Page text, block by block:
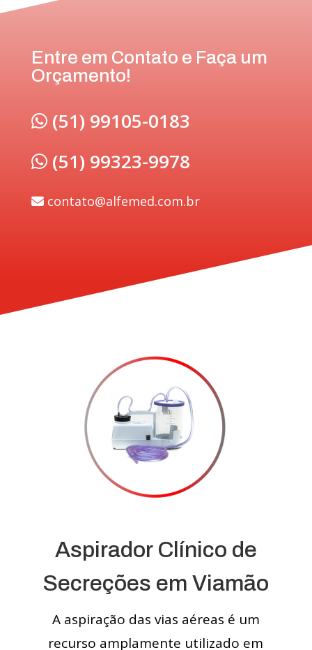
Entre em Contato e Faça um
Orçamento!
(51) 99105-0183
(51) 99323-9978
contato@alfemed.com.br
Aspirador Clínico de
Secreções em Viamão
A aspiração das vias aéreas é um
recurso amplamente utilizado em